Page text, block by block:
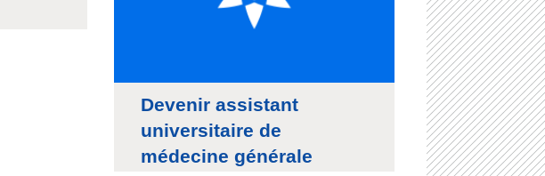
Devenir assistant
universitaire de
médecine générale